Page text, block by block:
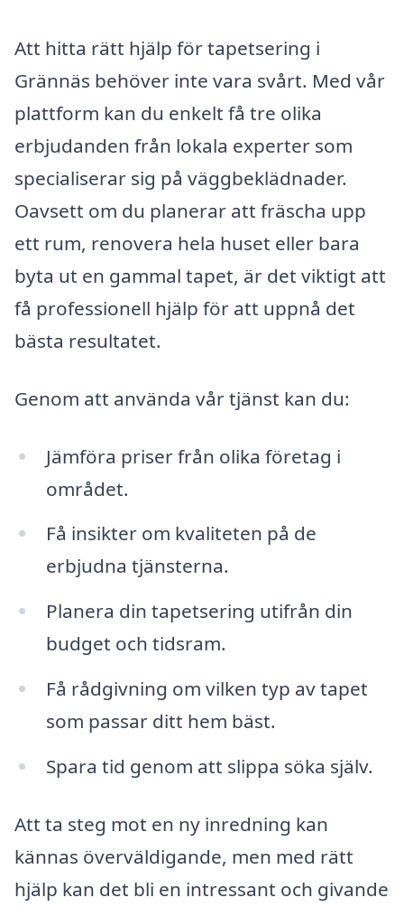
Att hitta rätt hjälp för tapetsering i
Grännäs behöver inte vara svårt. Med vår
plattform kan du enkelt få tre olika
erbjudanden från lokala experter som
specialiserar sig på väggbeklädnader.
Oavsett om du planerar att fräscha upp
ett rum, renovera hela huset eller bara
byta ut en gammal tapet, är det viktigt att
få professionell hjälp för att uppnå det
bästa resultatet.
Genom att använda vår tjänst kan du:
Jämföra priser från olika företag i
området.
Få insikter om kvaliteten på de
erbjudna tjänsterna.
Planera din tapetsering utifrån din
budget och tidsram.
Få rådgivning om vilken typ av tapet
som passar ditt hem bäst.
Spara tid genom att slippa söka själv.
Att ta steg mot en ny inredning kan
kännas överväldigande, men med rätt
hjälp kan det bli en intressant och givande